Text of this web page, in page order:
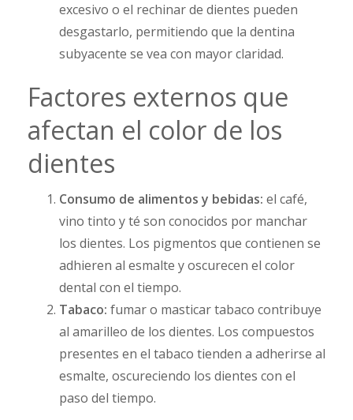
excesivo o el rechinar de dientes pueden
desgastarlo, permitiendo que la dentina
subyacente se vea con mayor claridad.
Factores externos que
afectan el color de los
dientes
Consumo de alimentos y bebidas: el café,
vino tinto y té son conocidos por manchar
los dientes. Los pigmentos que contienen se
adhieren al esmalte y oscurecen el color
dental con el tiempo.
Tabaco: fumar o masticar tabaco contribuye
al amarilleo de los dientes. Los compuestos
presentes en el tabaco tienden a adherirse al
esmalte, oscureciendo los dientes con el
paso del tiempo.